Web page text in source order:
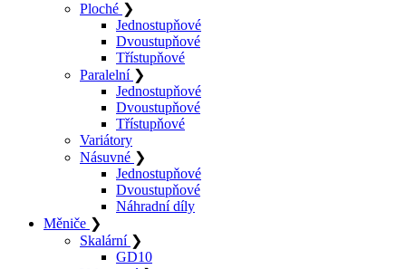
Ploché ❯
Jednostupňové
Dvoustupňové
Třístupňové
Paralelní ❯
Jednostupňové
Dvoustupňové
Třístupňové
Variátory
Násuvné ❯
Jednostupňové
Dvoustupňové
Náhradní díly
Měniče ❯
Skalární ❯
GD10